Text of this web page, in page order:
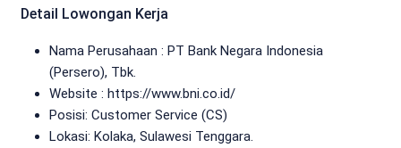
Detail Lowongan Kerja
Nama Perusahaan : PT Bank Negara Indonesia
(Persero), Tbk.
Website : https://www.bni.co.id/
Posisi: Customer Service (CS)
Lokasi: Kolaka, Sulawesi Tenggara.